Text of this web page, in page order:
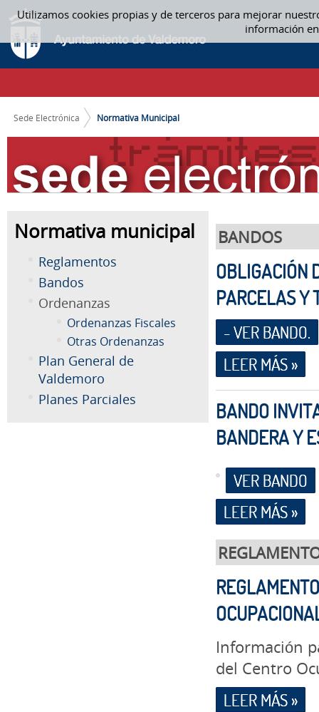
Utilizamos cookies propias y de terceros para mejorar
información
Saltar al contenido
NORMATIVA MUNICIPAL
CAMINO DE MIGAS
Sede Electrónica Normativa Municipal
Normativa municipal
Reglamentos
Bandos
Ordenanzas
Ordenanzas Fiscales
Otras Ordenanzas
Plan General de
Valdemoro
Planes Parciales
BANDOS
OBLIGACIÓN
PARCELAS Y
- VER BANDO.
LEER MÁS »
BANDO
BANDERA Y
VER BANDO
LEER MÁS »
Información
del Centro
LEER MÁS »